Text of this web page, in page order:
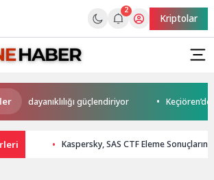
2
Kriptolar
dayanıklılığı güçlendiriyor Keçiören’de
Kaspersky, SAS CTF Eleme